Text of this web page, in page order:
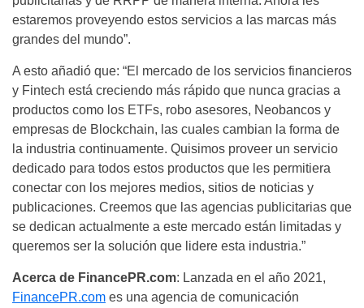
estaremos proveyendo estos servicios a las marcas más
grandes del mundo”.
A esto añadió que: “El mercado de los servicios financieros
y Fintech está creciendo más rápido que nunca gracias a
productos como los ETFs, robo asesores, Neobancos y
empresas de Blockchain, las cuales cambian la forma de
la industria continuamente. Quisimos proveer un servicio
dedicado para todos estos productos que les permitiera
conectar con los mejores medios, sitios de noticias y
publicaciones. Creemos que las agencias publicitarias que
se dedican actualmente a este mercado están limitadas y
queremos ser la solución que lidere esta industria.”
Acerca de FinancePR.com: Lanzada en el año 2021,
FinancePR.com es una agencia de comunicación